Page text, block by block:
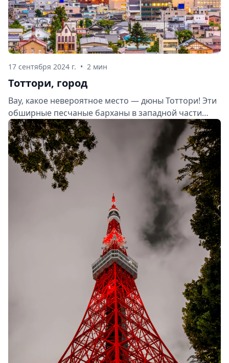
17 сентября 2024 г. • 2 мин
Тоттори, город
Вау, какое невероятное место — дюны Тоттори! Эти
обширные песчаные барханы в западной части
Японии просто завораживают. Давайте же
познакомимся с этой жемчужиной префектуры
Тоттори поближе.